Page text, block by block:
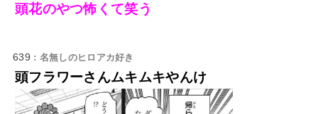
頭花のやつ怖くて笑う
639 : 名無しのヒロアカ好き
頭フラワーさんムキムキやんけ